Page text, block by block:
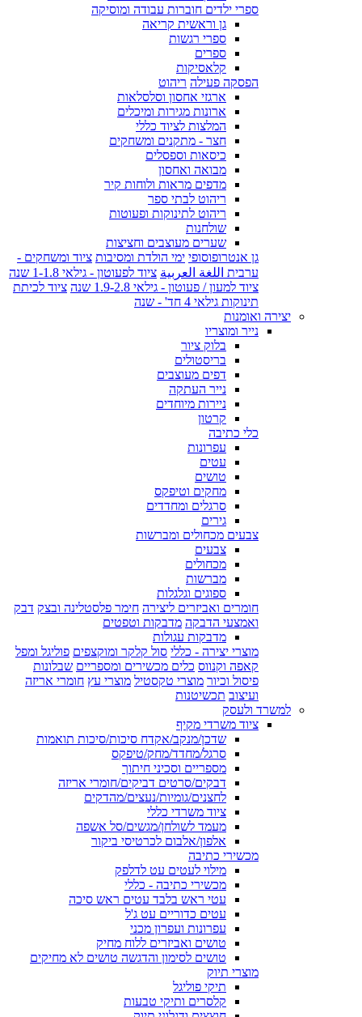
ספרי ילדים חוברות עבודה ומוסיקה
גן וראשית קריאה
ספרי רגשות
ספרים
קלאסיקות
הפסקה פעילה ריהוט
ארגזי אחסון וסלסלאות
ארונות מגירות ומיכלים
המלצות לציוד כללי
חצר - מתקנים ומשחקים
כיסאות וספסלים
מבואה ואחסון
מדפים מראות ולוחות קיר
ריהוט לבתי ספר
ריהוט לתינוקות ופעוטות
שולחנות
שערים מעוצבים וחציצות
גן אנטרופוסופי ימי הולדת ומסיבות ציוד ומשחקים -
ערבית اللغة العربية ציוד לפעוטון - גילאי 1-1.8 שנה
ציוד למעון / פעוטון - גילאי 1.9-2.8 שנה
ציוד לכיתת
תינוקות גילאי 4 חד' - שנה
יצירה ואומנות
נייר ומוצריו
בלוק ציור
בריסטולים
דפים מעוצבים
נייר העתקה
ניירות מיוחדים
קרטון
כלי כתיבה
עפרונות
עטים
טושים
מחקים וטיפקס
סרגלים ומחדדים
גירים
צבעים מכחולים ומברשות
צבעים
מכחולים
מברשות
ספוגים וגלגלות
חומרים ואביזרים ליצירה חימר פלסטלינה ובצק דבק
ואמצעי הדבקה מדבקות וטפטים
מדבקות עגולות
מוצרי יצירה - כללי סול קלקר ומוקצפים פוליגל ומפל
קאפה וקנווס כלים מכשירים ומספריים שבלונות
פיסול וכיור מוצרי טקסטיל מוצרי עץ חומרי אריזה
ועיצוב תכשיטנות
למשרד ולעסק
ציוד משרדי מקיף
שדכן/מנקב/אקדח סיכות/סיכות תואמות
סרגל/מחדד/מחק/טיפקס
מספריים וסכיני חיתוך
דבקים/סרטים דביקים/חומרי אריזה
לחצנים/גומיות/נעצים/מהדקים
ציוד משרדי כללי
מעמד לשולחן/מגשים/סל אשפה
אלפון/אלבום לכרטיסי ביקור
מכשירי כתיבה
מילוי לעטים עט לדלפק
מכשירי כתיבה - כללי
עטי ראש בלבד עטים ראש סיכה
עטים כדוריים עט ג'ל
עפרונות ועפרון מכני
טושים ואביזרים ללוח מחיק
טושים לסימון והדגשה טושים לא מחיקים
מוצרי תיוק
תיקי פוליגל
קלסרים ותיקי טבעות